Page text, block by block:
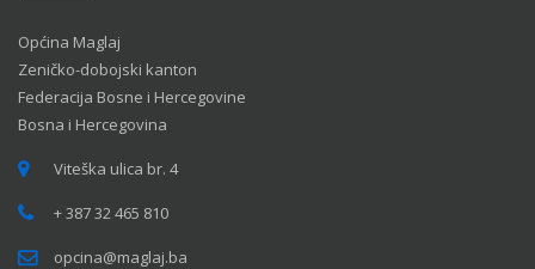
Općina Maglaj
Zeničko-dobojski kanton
Federacija Bosne i Hercegovine
Bosna i Hercegovina
Viteška ulica br. 4
+ 387 32 465 810
opcina@maglaj.ba